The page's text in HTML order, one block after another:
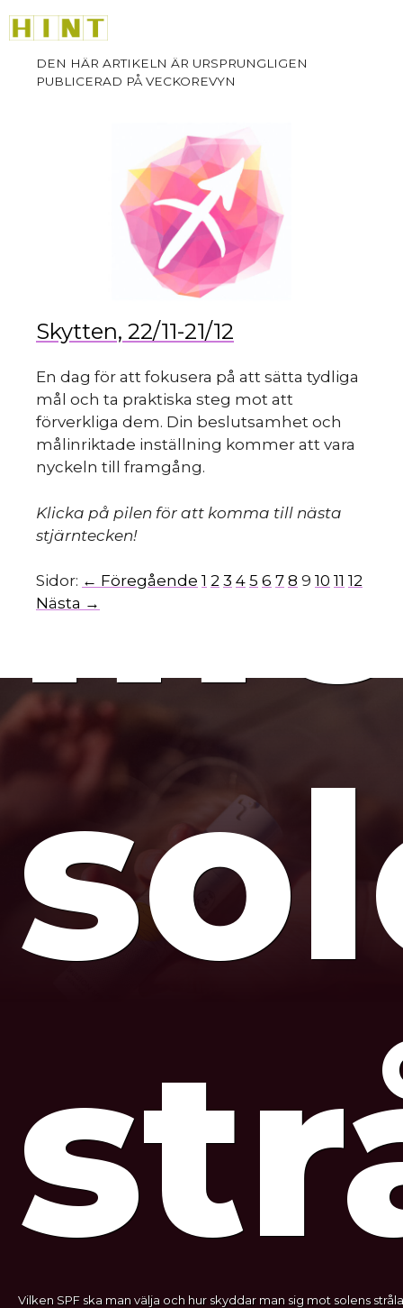
till
innehåll
Skytten, 22/11-21/12
En dag för att fokusera på att sätta tydliga
mål och ta praktiska steg mot att
förverkliga dem. Din beslutsamhet och
målinriktade inställning kommer att vara
nyckeln till framgång.
Klicka på pilen för att komma till nästa
stjärntecken!
Sidor: ← Föregående 1 2 3 4 5 6 7 8 9 10 11 12
Nästa →
Vilken SPF ska man välja och hur skyddar man sig mot solens